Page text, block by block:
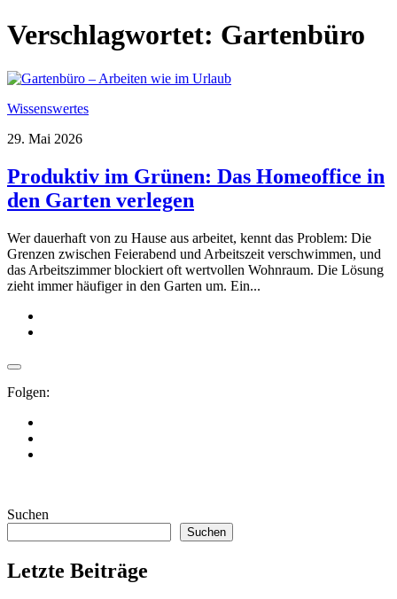
Verschlagwortet: Gartenbüro
Wissenswertes
29. Mai 2026
Produktiv im Grünen: Das Homeoffice in
den Garten verlegen
Wer dauerhaft von zu Hause aus arbeitet, kennt das Problem: Die
Grenzen zwischen Feierabend und Arbeitszeit verschwimmen, und
das Arbeitszimmer blockiert oft wertvollen Wohnraum. Die Lösung
zieht immer häufiger in den Garten um. Ein...
Folgen:
Suchen
Suchen
Letzte Beiträge